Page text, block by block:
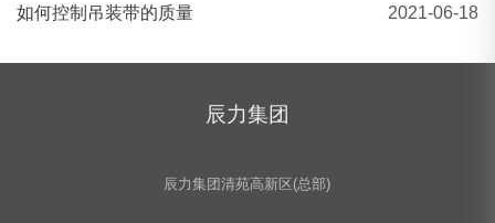
如何控制吊装带的质量 2021-06-18
辰力集团
辰力集团清苑高新区(总部)